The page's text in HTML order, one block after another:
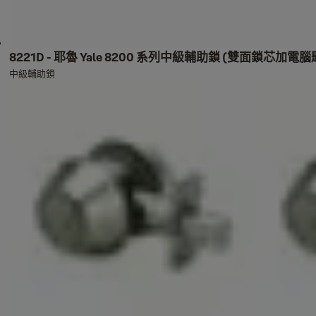
8221D - 耶魯 Yale 8200 系列中級輔助鎖 (雙面鎖芯加電腦
中級輔助鎖